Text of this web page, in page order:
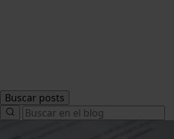
Buscar posts
Search
for: